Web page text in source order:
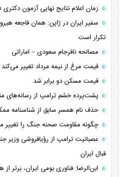
زمان اعلام نتایج نهایی آزمون دکتری ۱۴۰۵
سفیر ایران در ژاپن: همان فاجعه
تکرار است
مصالحه نافرجام سعودی – اماراتی
قیمت مرغ از نیمه مرداد تغییر می‌کند
قیمت مسکن دو برابر شد
پشت‌پرده خشم ترامپ از رسانه‌های
حذف نام همسر سابق از شناسنامه
چگونه مقاومت صحنه جنگ را تغییر
عصبانیت ترامپ از رؤیافروشی وزیر
قبال ایران
ابن‌الرضا: فناوری بومی ایران، برتر از